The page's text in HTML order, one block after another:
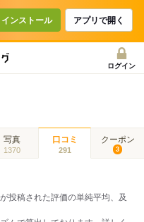
インストール アプリで開く
ログイン
写真
1370
口コミ
291
クーポン
3
投稿された評価の単純平均、及